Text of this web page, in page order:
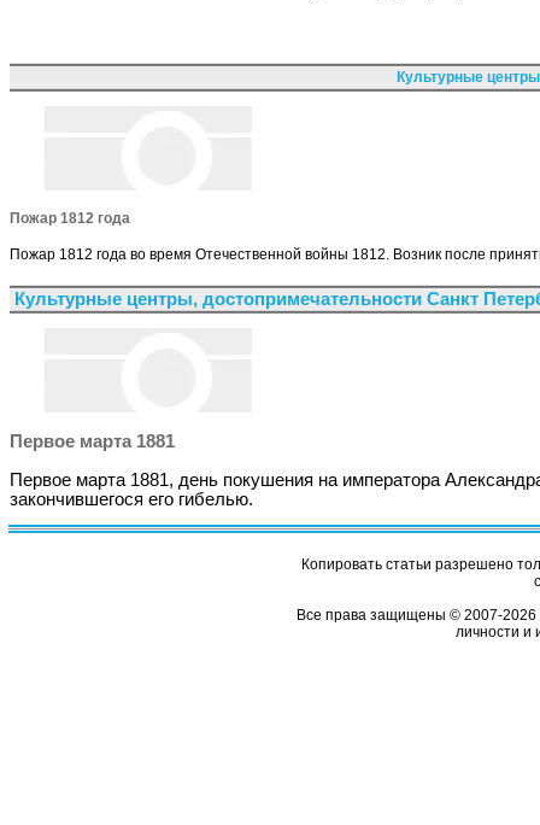
Культурные
Пожар 1812 года
Пожар 1812 года во время Отечественной войны 1812. Возник после
Культурные центры, достопримечательности Санкт
Первое марта 1881
Первое марта 1881, день покушения на императора
закончившегося его гибелью.
Копировать статьи разрешено
Все права защищены © 2007-2026
личности и